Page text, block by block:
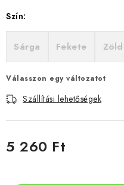
Szín:
Sárga Fekete Zöld
Válasszon egy változatot
Szállítási lehetőségek
5 260 Ft